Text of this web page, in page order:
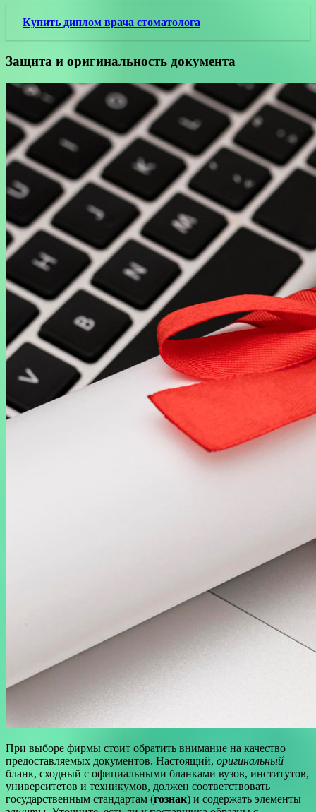
Купить диплом врача стоматолога
Защита и оригинальность документа
При выборе фирмы стоит обратить внимание на качество
предоставляемых документов. Настоящий, оригинальный
бланк, сходный с официальными бланками вузов, институтов,
университетов и техникумов, должен соответствовать
государственным стандартам (гознак) и содержать элементы